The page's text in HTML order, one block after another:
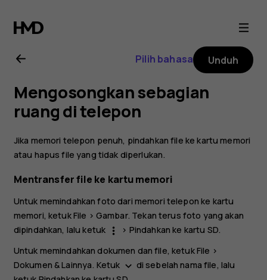
Buku
petunjuk
Nokia
C1
Pilih bahasa Unduh
Mengosongkan sebagian
ruang di telepon
Jika memori telepon penuh, pindahkan file ke kartu memori
atau hapus file yang tidak diperlukan.
Mentransfer file ke kartu memori
Untuk memindahkan foto dari memori telepon ke kartu
memori, ketukFile > Gambar. Tekan terus foto yang akan
dipindahkan, lalu ketuk
more_vert > Pindahkan ke kartu SD.
Untuk memindahkan dokumen dan file, ketukFile >
Dokumen & Lainnya. Ketuk keyboard_arrow_down di sebelah nama file, lalu